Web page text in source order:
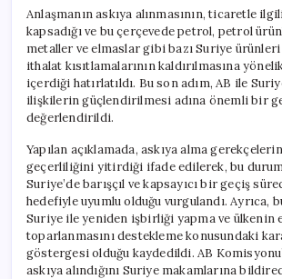
Anlaşmanın askıya alınmasının, ticaretle
kapsadığı ve bu çerçevede petrol, petrol
metaller ve elmaslar gibi bazı Suriye
ithalat kısıtlamalarının kaldırılmasına
içerdiği hatırlatıldı. Bu son adım, AB ile
ilişkilerin güçlendirilmesi adına önemli bir
değerlendirildi.
Yapılan açıklamada, askıya alma
geçerliliğini yitirdiği ifade edilerek, bu
Suriye’de barışçıl ve kapsayıcı bir geçiş
hedefiyle uyumlu olduğu vurgulandı. Ayrıca,
Suriye ile yeniden işbirliği yapma ve ülkenin
toparlanmasını destekleme konusundaki
göstergesi olduğu kaydedildi. AB
askıya alındığını Suriye makamlarına